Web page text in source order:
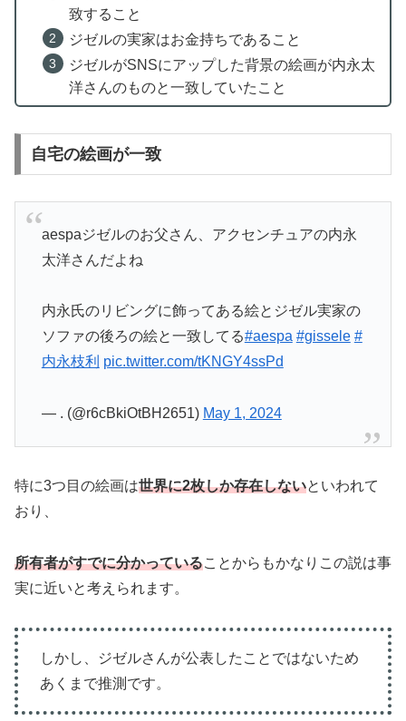
致すること
ジゼルの実家はお金持ちであること
ジゼルがSNSにアップした背景の絵画が内永太
洋さんのものと一致していたこと
自宅の絵画が一致
aespaジゼルのお父さん、アクセンチュアの内永
太洋さんだよね
内永氏のリビングに飾ってある絵とジゼル実家の
ソファの後ろの絵と一致してる#aespa #gissele #
内永枝利 pic.twitter.com/tKNGY4ssPd
— . (@r6cBkiOtBH2651) May 1, 2024
特に3つ目の絵画は世界に2枚しか存在しないといわれて
おり、
所有者がすでに分かっていることからもかなりこの説は事
実に近いと考えられます。
しかし、ジゼルさんが公表したことではないため
あくまで推測です。